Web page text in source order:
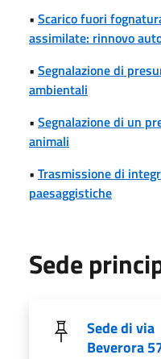
• Scarico fuori
assimilate: rinnovo
• Segnalazione di
ambientali
• Segnalazione di un
animali
• Trasmissione di
paesaggistiche
Sede
Sede di via
Beverora